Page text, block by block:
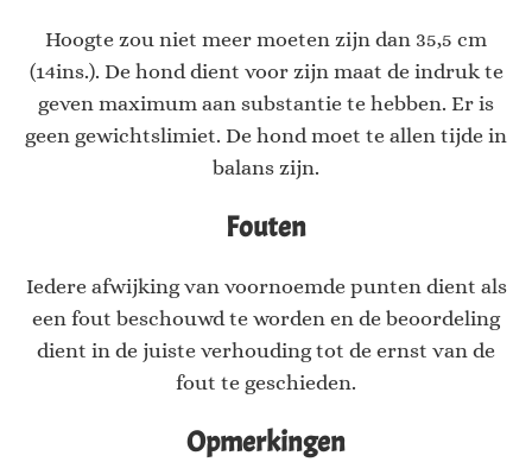
Hoogte zou niet meer moeten zijn dan 35,5 cm
(14ins.). De hond dient voor zijn maat de indruk te
geven maximum aan substantie te hebben. Er is
geen gewichtslimiet. De hond moet te allen tijde in
balans zijn.
Fouten
Iedere afwijking van voornoemde punten dient als
een fout beschouwd te worden en de beoordeling
dient in de juiste verhouding tot de ernst van de
fout te geschieden.
Opmerkingen